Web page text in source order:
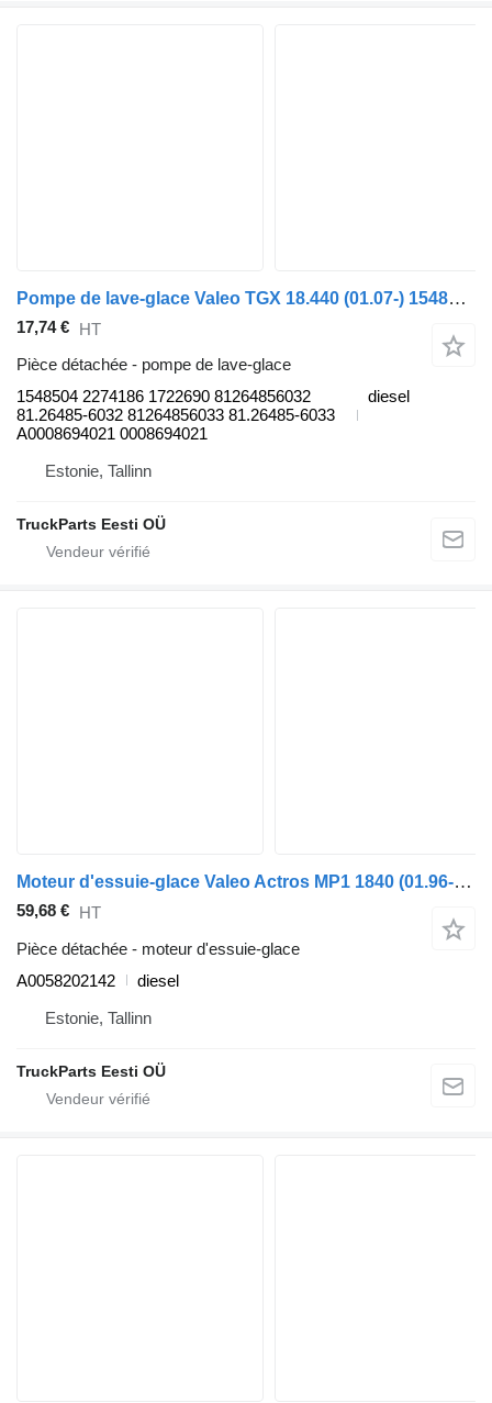
Pompe de lave-glace Valeo TGX 18.440 (01.07-) 1548504 pour tracteur routier MAN TGL, TGM, TGS, TGX (2005-2021)
17,74 € HT
Pièce détachée - pompe de lave-glace
1548504 2274186 1722690 81264856032
81.26485-6032 81264856033 81.26485-6033
A0008694021 0008694021
diesel
Estonie, Tallinn
TruckParts Eesti OÜ
Moteur d'essuie-glace Valeo Actros MP1 1840 (01.96-12.02) A0058202142 pour tracteur routier Mercedes-Benz Actros, Axor MP1, MP2, MP3 (1996-2014)
59,68 € HT
Pièce détachée - moteur d'essuie-glace
A0058202142
diesel
Estonie, Tallinn
TruckParts Eesti OÜ